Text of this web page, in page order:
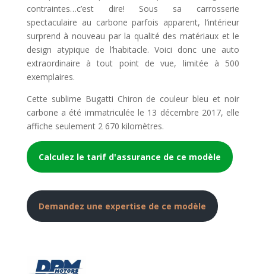
contraintes…c’est dire! Sous sa carrosserie
spectaculaire au carbone parfois apparent, l’intérieur
surprend à nouveau par la qualité des matériaux et le
design atypique de l’habitacle. Voici donc une auto
extraordinaire à tout point de vue, limitée à 500
exemplaires.
Cette sublime Bugatti Chiron de couleur bleu et noir
carbone a été immatriculée le 13 décembre 2017, elle
affiche seulement 2 670 kilomètres.
Calculez le tarif d'assurance de ce modèle
Demandez une expertise de ce modèle